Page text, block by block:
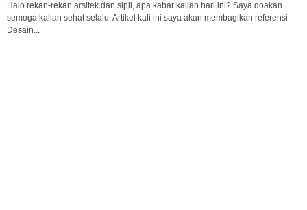
Halo rekan-rekan arsitek dan sipil, apa kabar kalian hari ini? Saya doakan
semoga kalian sehat selalu. Artikel kali ini saya akan membagikan referensi
Desain...